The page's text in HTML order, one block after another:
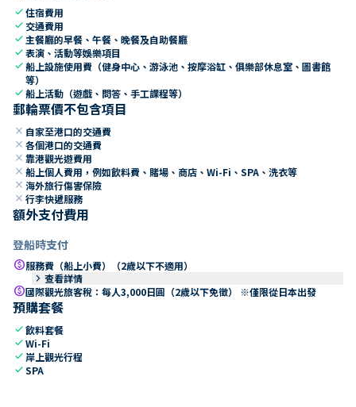
check住宿費用
check 交通費用
check 主餐廳的早餐、午餐、晚餐及自助餐廳
check表演、活動等娛樂項目
check船上設施使用費（健身中心、游泳池、按摩浴缸、俱樂部休息室、圖書館
等）
check船上活動（遊戲、問答、手工課程等）
郵輪票價不包含項目
close 自家至港口的交通費
close 各個港口的交通費
close 靠港觀光遊費用
close 船上個人費用，例如飲料費、賭場、商店、Wi-Fi、SPA、洗衣等
close 海外旅行傷害保險
close 行李快遞服務
額外支付費用
登船時支付
paid服務費（船上小費）（2歲以下不適用）
keyboard_arrow_right 查看詳情
paid國際觀光旅客稅：每人3,000日圓（2歲以下免徵） ※僅限從日本出發
預購套餐
check飲料套餐
checkWi-Fi
check 岸上觀光行程
checkSPA